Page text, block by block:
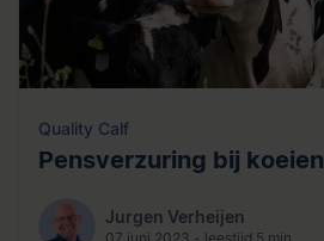
Quality Calf
Pensverzuring bij koeien
Jurgen Verheijen